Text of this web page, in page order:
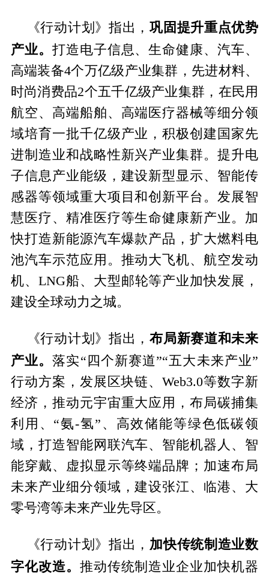
《行动计划》指出，巩固提升重点优势
产业。
打造电子信息、生命健康、汽车、
高端装备4个万亿级产业集群，先进材料、
时尚消费品2个五千亿级产业集群，在民用
航空、高端船舶、高端医疗器械等细分领
域培育一批千亿级产业，积极创建国家先
进制造业和战略性新兴产业集群。提升电
子信息产业能级，建设新型显示、智能传
感器等领域重大项目和创新平台。发展智
慧医疗、精准医疗等生命健康新产业。加
快打造新能源汽车爆款产品，扩大燃料电
池汽车示范应用。推动大飞机、航空发动
机、LNG船、大型邮轮等产业加快发展，
建设全球动力之城。
《行动计划》指出，布局新赛道和未来
产业。落实“四个新赛道”“五大未来产业”
行动方案，发展区块链、Web3.0等数字新
经济，推动元宇宙重大应用，布局碳捕集
利用、“氨-氢”、高效储能等绿色低碳领
域，打造智能网联汽车、智能机器人、智
能穿戴、虚拟显示等终端品牌；加速布局
未来产业细分领域，建设张江、临港、大
零号湾等未来产业先导区。
《行动计划》指出， 加快传统制造业数
字化改造。
推动传统制造业企业加快机器